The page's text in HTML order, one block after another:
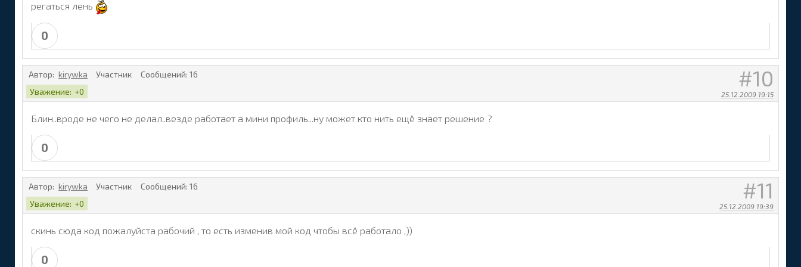
</tr>
<!--ENDIF-->
<!--IF-->
<!--IF--><tr>
<td bgcolor="#ebebeb">Авторитет: </td>
<td align="center" bgcolor="#ebebeb"> <span style="font-size: 8pt;">[ $_RANK_NAME$ ][id: $_USER_ID$] $_RANK_ICON$ </span><br></td>
</tr>
<td align="left" bgcolor="#ebebeb">Группа:<!--IF--> <br></td>
</tr>
<!--IF-->
<tr>
<td bgcolor="#ebebeb">Пол пользователя: </td>
<td align="center" bgcolor="#ebebeb"><span class="udtb"><strong></strong></span> <!--IF-->[ $_GENDER_NAME$ ]</td>
</tr>
<tr>
<td align="center" bgcolor="#ebebeb"><a href="$_FORUM_ACTIVITY_URL$" target="_blank"><b>$_FORUM_ENTRIES$<br></b></a></td>
регаться лень
0
10
25.12.2009 19:15
Автор: kirywka Участник Сообщений: 16
Уважение: +0
Блин..вроде не чего не делал..везде работает а мини профиль...ну может кто нить ещё знает решение ?
0
11
25.12.2009 19:39
Автор: kirywka Участник Сообщений: 16
Уважение: +0
скинь сюда код пожалуйста рабочий , то есть изменив мой код чтобы всё работало ,))
0